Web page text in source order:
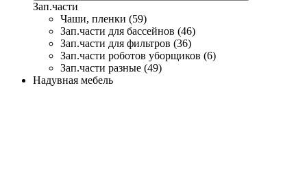
Зап.части
Чаши, пленки (59)
Зап.части для бассейнов (46)
Зап.части для фильтров (36)
Зап.части роботов уборщиков (6)
Зап.части разные (49)
Надувная мебель